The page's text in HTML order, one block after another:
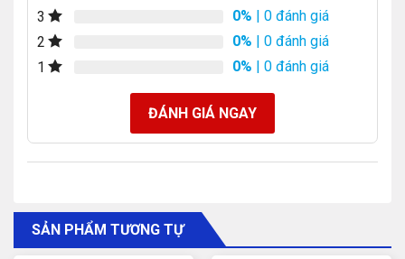
3
0% | 0 đánh giá
2
0% | 0 đánh giá
1
0% | 0 đánh giá
ĐÁNH GIÁ NGAY
SẢN PHẨM TƯƠNG TỰ